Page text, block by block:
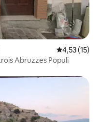
Évaluation
4,53 (15)
Maison de vacances La clé des trois Abruzzes Populi